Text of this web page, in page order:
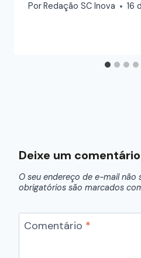
PorRedação SC Inova 16
Deixe um comentário
O seu endereço de e-mail não
obrigatórios são marcados
Comentário *